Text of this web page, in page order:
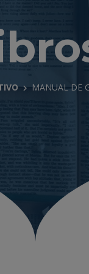
MANUAL DE